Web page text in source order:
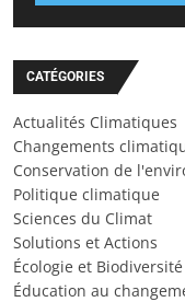
CATÉGORIES
Actualités Climatiques
Changements
Conservation de
Politique climatique
Sciences du Climat
Solutions et Actions
Écologie et Biodiversité
Éducation au